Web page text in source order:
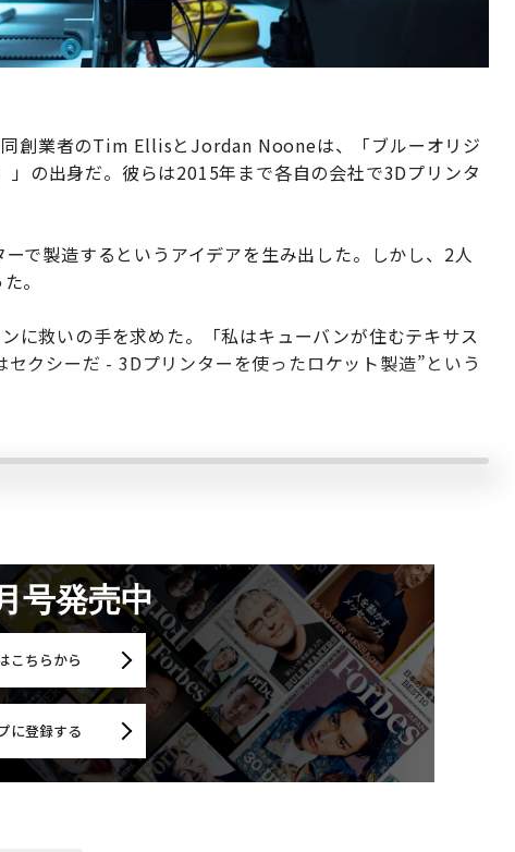
創業者のTim EllisとJordan Nooneは、「ブルーオリジ
の出身だ。彼らは2015年まで各自の会社で3Dプリンタ
で製造するというアイデアを生み出した。しかし、2人
。
に救いの手を求めた。「私はキューバンが住むテキサス
クシーだ - 3Dプリンターを使ったロケット製造”という
号発売中
こちらから
に登録する